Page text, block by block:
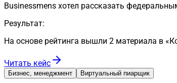
Businessmens хотел рассказать
Результат:
На основе рейтинга вышли 2 материала в
Читать кейс
Бизнес, менеджмент Виртуальный пиарщик